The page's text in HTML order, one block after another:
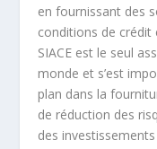
en fournissant des
conditions de crédit
SIACE est le seul
monde et s’est
plan dans la
de réduction des
des